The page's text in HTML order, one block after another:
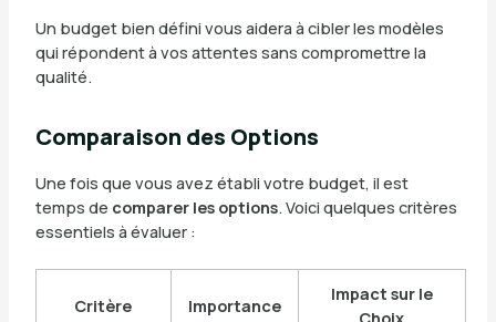
Un budget bien défini vous aidera à cibler les modèles
qui répondent à vos attentes sans compromettre la
qualité.
Comparaison des Options
Une fois que vous avez établi votre budget, il est
temps de comparer les options. Voici quelques critères
essentiels à évaluer :
Critère Importance
Impact sur le